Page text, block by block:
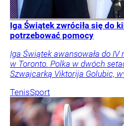
Iga Świątek zwróciła się do
potrzebować pomocy
Iga Świątek awansowała do
w Toronto. Polka w dwóch
Szwajcarką Viktorija Golubic,
TenisSport